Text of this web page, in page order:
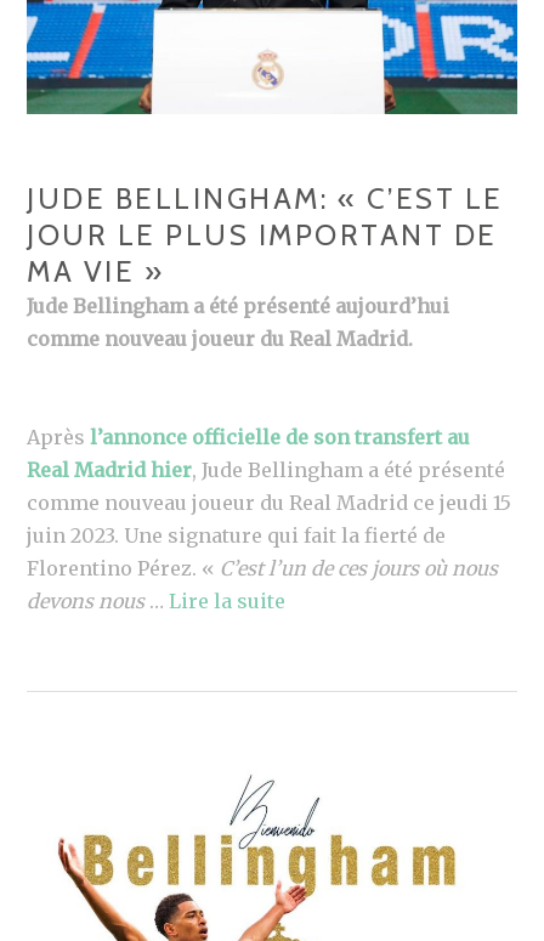
JUDE BELLINGHAM: « C’EST LE
JOUR LE PLUS IMPORTANT DE
MA VIE »
Jude Bellingham a été présenté aujourd’hui
comme nouveau joueur du Real Madrid.
Aprèsl’annonce officielle de son transfert au
Real Madrid hier, Jude Bellingham a été présenté
comme nouveau joueur du Real Madrid ce jeudi 15
juin 2023. Une signature qui fait la fierté de
Florentino Pérez. « C’est l’un de ces jours où nous
devons nous …Lire la suite